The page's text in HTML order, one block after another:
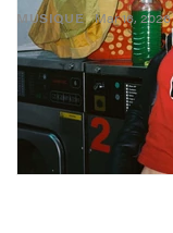
MUSIQUE Mar 16, 2026